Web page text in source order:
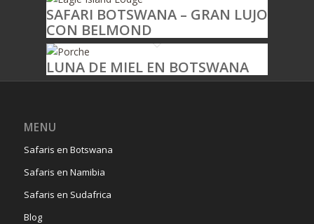
SAFARI BOTSWANA – GRAN LUJO
CON BELMOND
LUNA DE MIEL EN BOTSWANA
MENU
Safaris en Botswana
Safaris en Namibia
Safaris en Sudafrica
Blog